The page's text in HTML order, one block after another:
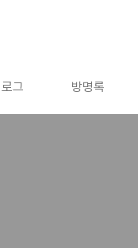
그 방명록